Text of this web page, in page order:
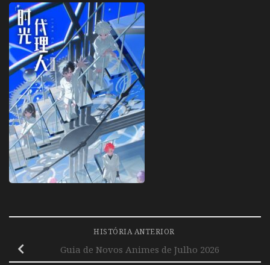
HISTÓRIA ANTERIOR
Guia de Novos Animes de Julho 2026